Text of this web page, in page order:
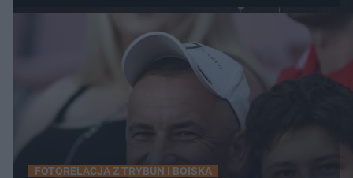
FOTORELACJA Z TRYBUN I BOISKA